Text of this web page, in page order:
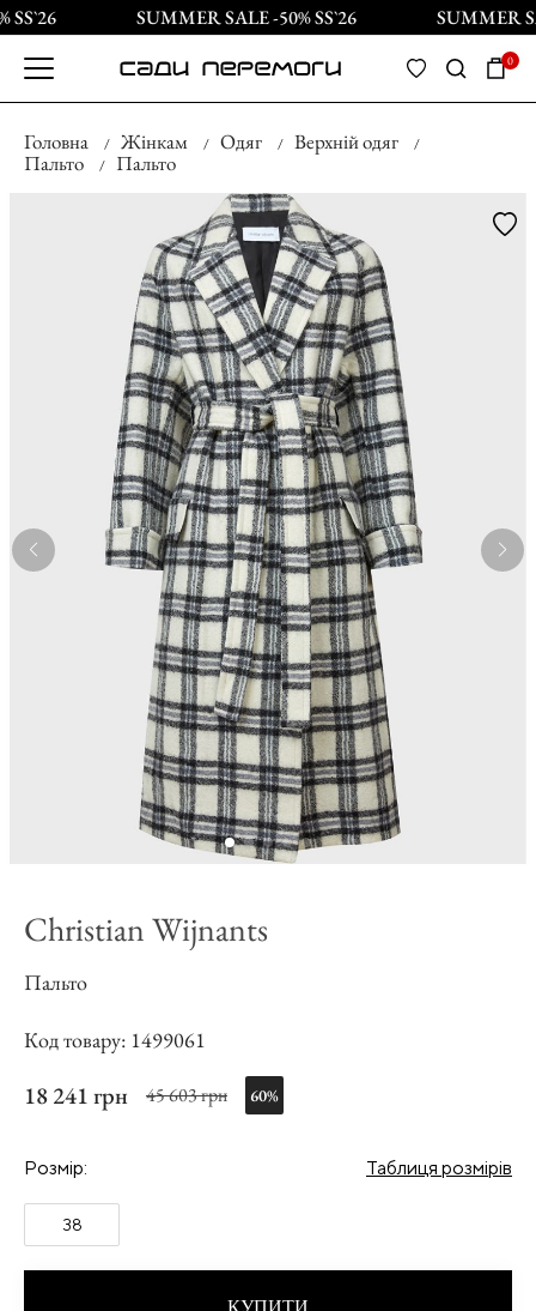
SUMMER SALE -50% SS`26 SUMMER
0
Головна Жінкам Одяг
Верхній одяг
Пальто
Пальто
Christian Wijnants
Пальто
Код товару: 1499061
18 241 грн 45 603 грн 60%
Розмір: Таблиця розмірів
38
КУПИТИ